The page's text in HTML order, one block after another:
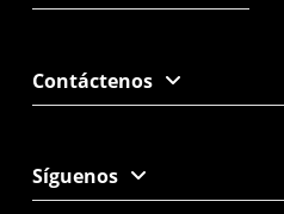
Contáctenos
Síguenos